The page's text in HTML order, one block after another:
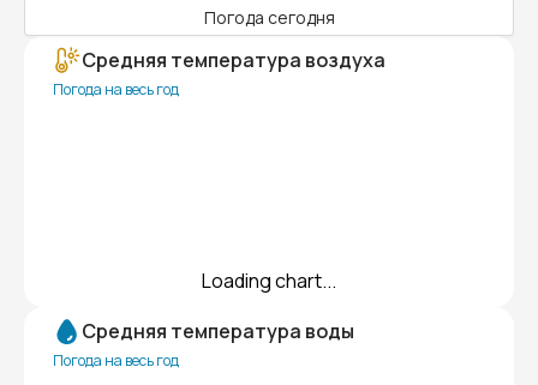
Погода сегодня
Средняя температура воздуха
Погода на весь год
Loading chart...
Средняя температура воды
Погода на весь год